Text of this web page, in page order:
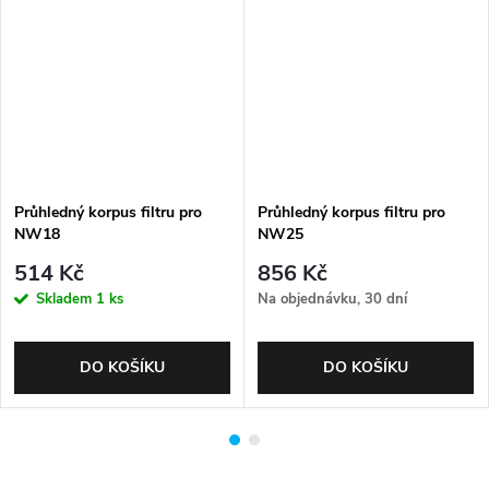
Průhledný korpus filtru pro
NW18
514 Kč
Skladem 1 ks
DO KOŠÍKU
Průhledný korpus filtru pro
NW25
856 Kč
Na objednávku, 30 dní
DO KOŠÍKU